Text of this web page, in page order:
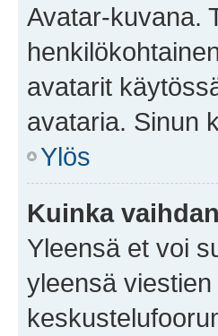
Avatar-kuvana.
avatarit
avataria. Sinun
Ylös
Kuinka
Yleensä et voi
yleensä